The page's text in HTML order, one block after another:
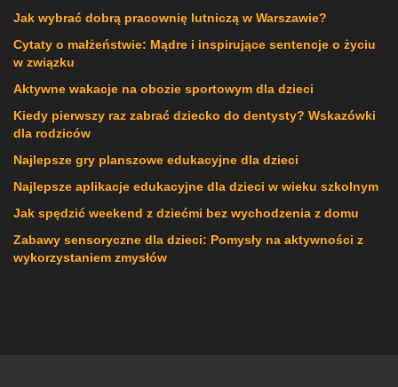
Jak wybrać dobrą pracownię lutniczą w Warszawie?
Cytaty o małżeństwie: Mądre i inspirujące sentencje o życiu
w związku
Aktywne wakacje na obozie sportowym dla dzieci
Kiedy pierwszy raz zabrać dziecko do dentysty? Wskazówki
dla rodziców
Najlepsze gry planszowe edukacyjne dla dzieci
Najlepsze aplikacje edukacyjne dla dzieci w wieku szkolnym
Jak spędzić weekend z dziećmi bez wychodzenia z domu
Zabawy sensoryczne dla dzieci: Pomysły na aktywności z
wykorzystaniem zmysłów